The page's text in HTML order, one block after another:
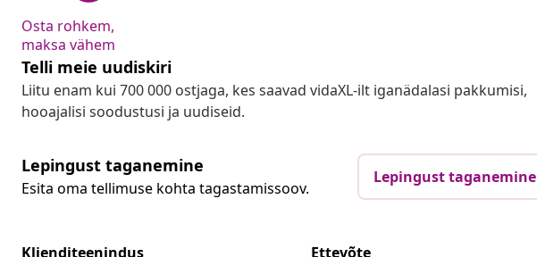
Osta rohkem,
maksa vähem
Telli meie uudiskiri
Liitu enam kui 700 000 ostjaga, kes saavad vidaXL-ilt iganädalasi pakkumisi,
hooajalisi soodustusi ja uudiseid.
Lepingust taganemine
Esita oma tellimuse kohta tagastamissoov.
Lepingust taganemine
Klienditeenindus Ettevõte